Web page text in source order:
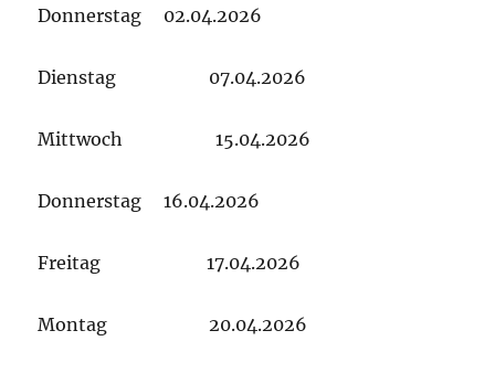
Donnerstag 02.04.2026
Dienstag 07.04.2026
Mittwoch 15.04.2026
Donnerstag 16.04.2026
Freitag 17.04.2026
Montag 20.04.2026